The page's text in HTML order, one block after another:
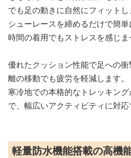
でも足の動きに自然にフィットし
シューレースを締めるだけで簡
時間の着用でもストレスを感じま
優れたクッション性能で足への
離の移動でも疲労を軽減します。
寒冷地での本格的なトレッキン
で、幅広いアクティビティに対応
軽量防水機能搭載の高機